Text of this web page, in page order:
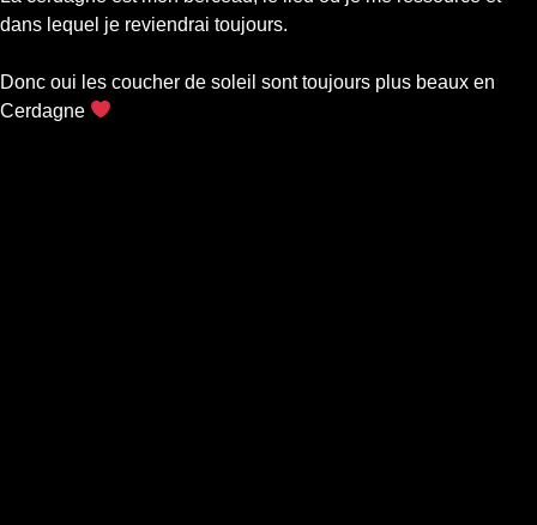
dans lequel je reviendrai toujours.
Donc oui les coucher de soleil sont toujours plus beaux en
Cerdagne